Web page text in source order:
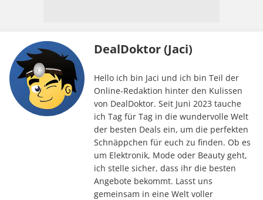
DealDoktor (Jaci)
Hello ich bin Jaci und ich bin Teil der
Online-Redaktion hinter den Kulissen
von DealDoktor. Seit Juni 2023 tauche
ich Tag für Tag in die wundervolle Welt
der besten Deals ein, um die perfekten
Schnäppchen für euch zu finden. Ob es
um Elektronik, Mode oder Beauty geht,
ich stelle sicher, dass ihr die besten
Angebote bekommt. Lasst uns
gemeinsam in eine Welt voller